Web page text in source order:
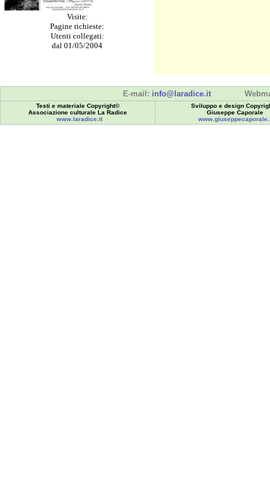
Visite:
Pagine richieste:
Utenti collegati:
dal 01/05/2004
E-mail: info@laradice.it
Testi e materiale Copyright©
Associazione culturale La Radice
www.laradice.it
Sviluppo e design
Giuseppe Caporale